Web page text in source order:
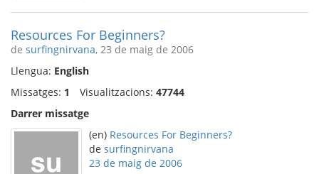
Resources For Beginners?
de surfingnirvana, 23 de maig de 2006
Llengua: English
Missatges: 1 Visualitzacions: 47744
Darrer missatge
(en) Resources For Beginners?
de surfingnirvana
23 de maig de 2006